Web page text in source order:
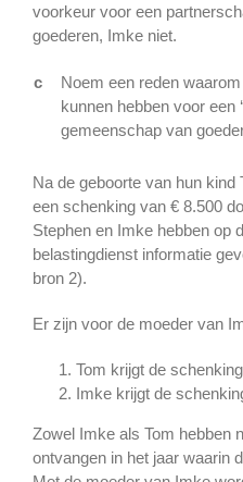
voorkeur voor een
goederen, Imke niet.
c
Noem een reden
kunnen hebben voor een
gemeenschap van
Na de geboorte van hun
een schenking van € 8.500
Stephen en Imke hebben op
belastingdienst informatie
bron 2).
Er zijn voor de moeder van
Tom krijgt de
Imke krijgt de
Zowel Imke als Tom hebben
ontvangen in het jaar waarin